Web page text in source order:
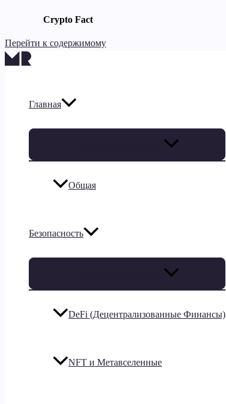
Crypto Fact
Перейти к содержимому
Главная
Общая
Безопасность
DeFi (Децентрализованные Финансы)
NFT и Метавселенные